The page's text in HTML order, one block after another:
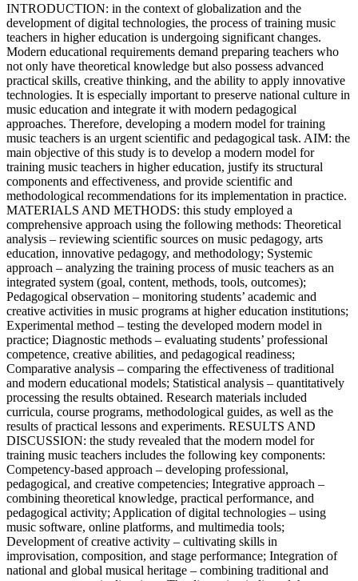
INTRODUCTION: in the context of globalization and the
development of digital technologies, the process of training music
teachers in higher education is undergoing significant changes.
Modern educational requirements demand preparing teachers who
not only have theoretical knowledge but also possess advanced
practical skills, creative thinking, and the ability to apply innovative
technologies. It is especially important to preserve national culture in
music education and integrate it with modern pedagogical
approaches. Therefore, developing a modern model for training
music teachers is an urgent scientific and pedagogical task. AIM: the
main objective of this study is to develop a modern model for
training music teachers in higher education, justify its structural
components and effectiveness, and provide scientific and
methodological recommendations for its implementation in practice.
MATERIALS AND METHODS: this study employed a
comprehensive approach using the following methods: Theoretical
analysis – reviewing scientific sources on music pedagogy, arts
education, innovative pedagogy, and methodology; Systemic
approach – analyzing the training process of music teachers as an
integrated system (goal, content, methods, tools, outcomes);
Pedagogical observation – monitoring students’ academic and
creative activities in music programs at higher education institutions;
Experimental method – testing the developed modern model in
practice; Diagnostic methods – evaluating students’ professional
competence, creative abilities, and pedagogical readiness;
Comparative analysis – comparing the effectiveness of traditional
and modern educational models; Statistical analysis – quantitatively
processing the results obtained. Research materials included
curricula, course programs, methodological guides, as well as the
results of practical lessons and experiments. RESULTS AND
DISCUSSION: the study revealed that the modern model for
training music teachers includes the following key components:
Competency-based approach – developing professional,
pedagogical, and creative competencies; Integrative approach –
combining theoretical knowledge, practical performance, and
pedagogical activity; Application of digital technologies – using
music software, online platforms, and multimedia tools;
Development of creative activity – cultivating skills in
improvisation, composition, and stage performance; Integration of
national and global musical heritage – combining traditional and